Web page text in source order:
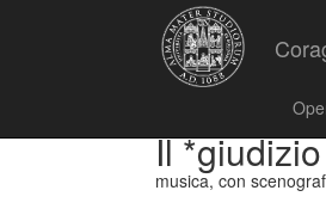
Il
musica, con